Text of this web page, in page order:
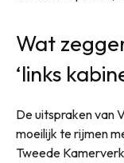
Wat
‘links
De uitspraken van
moeilijk te rijmen
Tweede